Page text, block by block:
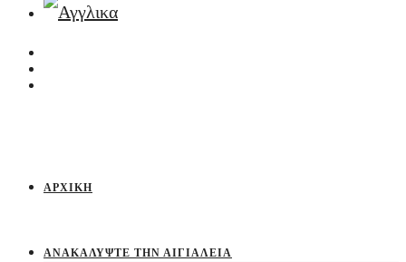
ΑΡΧΙΚΉ
ΑΝΑΚΑΛΎΨΤΕ ΤΗΝ ΑΙΓΙΆΛΕΙΑ